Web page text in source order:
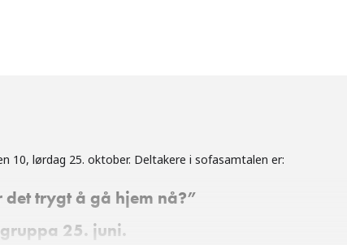
10, lørdag 25. oktober. Deltakere i sofasamtalen er:
det trygt å gå hjem nå?”
25. juni.